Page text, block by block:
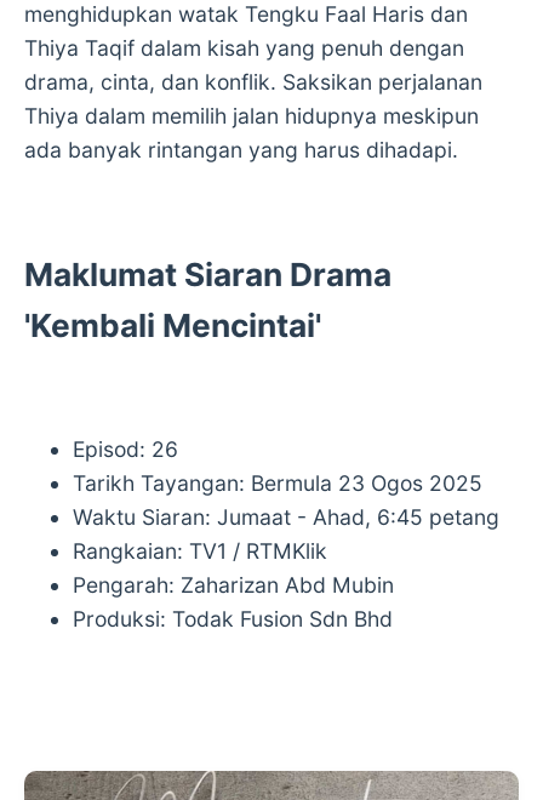
menghidupkan watak Tengku Faal Haris dan
Thiya Taqif dalam kisah yang penuh dengan
drama, cinta, dan konflik. Saksikan perjalanan
Thiya dalam memilih jalan hidupnya meskipun
ada banyak rintangan yang harus dihadapi.
Maklumat Siaran Drama
'Kembali Mencintai'
Episod: 26
Tarikh Tayangan: Bermula 23 Ogos 2025
Waktu Siaran: Jumaat - Ahad, 6:45 petang
Rangkaian: TV1 / RTMKlik
Pengarah: Zaharizan Abd Mubin
Produksi: Todak Fusion Sdn Bhd